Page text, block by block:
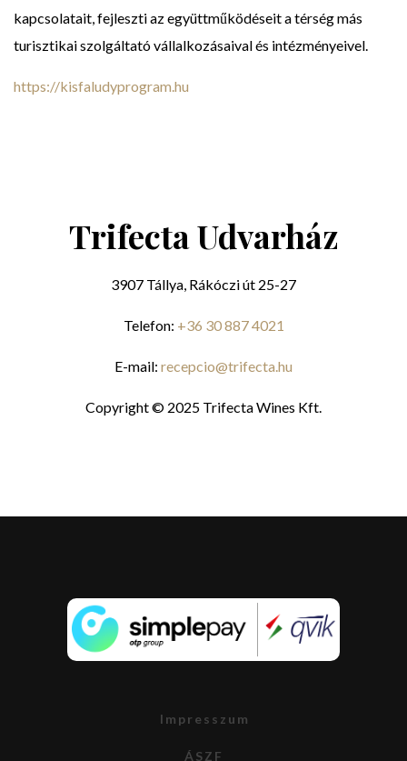
kapcsolatait, fejleszti az együttműködéseit a térség más
turisztikai szolgáltató vállalkozásaival és intézményeivel.
https://kisfaludyprogram.hu
Trifecta Udvarház
3907 Tállya, Rákóczi út 25-27
Telefon: +36 30 887 4021
E-mail: recepcio@trifecta.hu
Copyright © 2025 Trifecta Wines Kft.
Impresszum
ÁSZF